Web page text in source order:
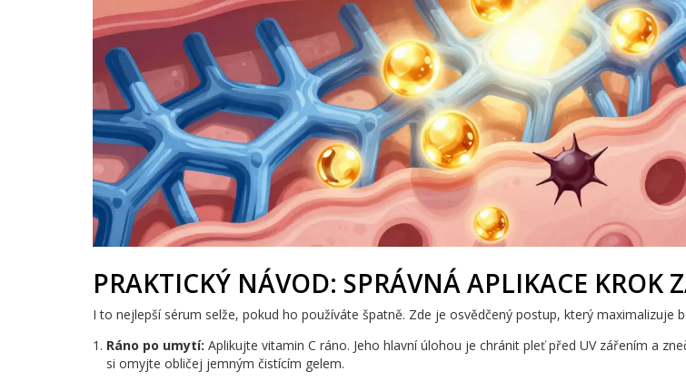
PRAKTICKÝ NÁVOD: SPRÁVNÁ APLIKACE KROK
I to nejlepší sérum selže, pokud ho používáte špatně. Zde je osvědčený postup, který maximalizuje
Ráno po umytí: Aplikujte vitamin C ráno. Jeho hlavní úlohou je chránit pleť před UV zářením a
si omyjte obličej jemným čistícím gelem.